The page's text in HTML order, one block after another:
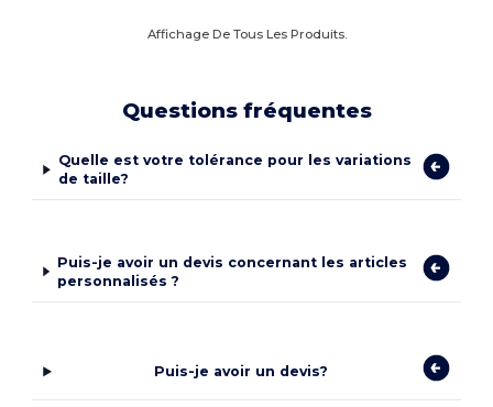
Affichage De Tous Les Produits.
Questions fréquentes
Quelle est votre tolérance pour les variations
de taille?
Puis-je avoir un devis concernant les articles
personnalisés ?
Puis-je avoir un devis?